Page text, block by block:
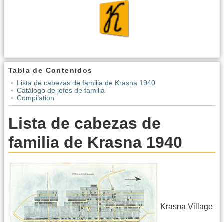
Tabla de Contenidos
Lista de cabezas de familia de Krasna 1940
Catálogo de jefes de familia
Compilation
Lista de cabezas de
familia de Krasna 1940
Krasna Village